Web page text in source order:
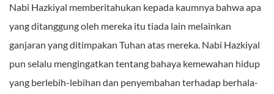
Nabi Hazkiyal memberitahukan kepada kaumnya bahwa apa
yang ditanggung oleh mereka itu tiada lain melainkan
ganjaran yang ditimpakan Tuhan atas mereka. Nabi Hazkiyal
pun selalu mengingatkan tentang bahaya kemewahan hidup
yang berlebih-lebihan dan penyembahan terhadap berhala-